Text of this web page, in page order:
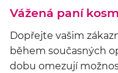
Vážená paní
Dopřejte vašim
během současných
dobu omezují